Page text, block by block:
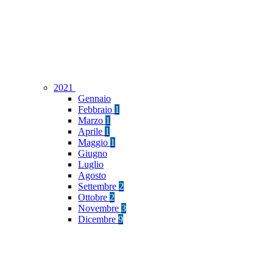
2021
Gennaio
Febbraio 1
Marzo 1
Aprile 1
Maggio 1
Giugno
Luglio
Agosto
Settembre 2
Ottobre 2
Novembre 3
Dicembre 9